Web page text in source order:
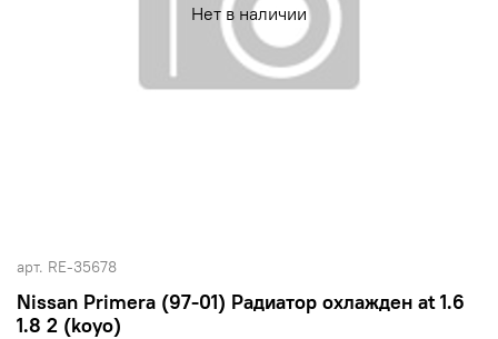
Нет в наличии
арт. RE-35678
Nissan Primera (97-01) Радиатор охлажден at 1.6
1.8 2 (koyo)